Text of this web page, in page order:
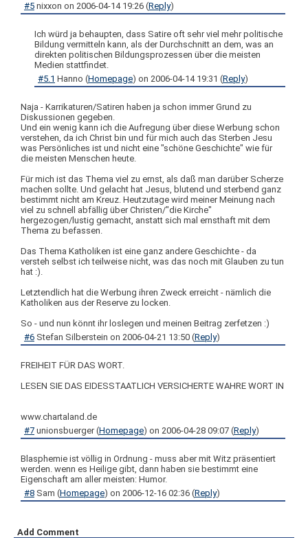
#5 nixxon on 2006-04-14 19:26 (Reply)
Ich würd ja behaupten, dass Satire oft sehr viel mehr politische
Bildung vermitteln kann, als der Durchschnitt an dem, was an
direkten politischen Bildungsprozessen über die meisten
Medien stattfindet.
#5.1 Hanno (Homepage) on 2006-04-14 19:31 (Reply)
Naja - Karrikaturen/Satiren haben ja schon immer Grund zu
Diskussionen gegeben.
Und ein wenig kann ich die Aufregung über diese Werbung schon
verstehen, da ich Christ bin und für mich auch das Sterben Jesu
was Persönliches ist und nicht eine "schöne Geschichte" wie für
die meisten Menschen heute.
Für mich ist das Thema viel zu ernst, als daß man darüber Scherze
machen sollte. Und gelacht hat Jesus, blutend und sterbend ganz
bestimmt nicht am Kreuz. Heutzutage wird meiner Meinung nach
viel zu schnell abfällig über Christen/"die Kirche"
hergezogen/lustig gemacht, anstatt sich mal ernsthaft mit dem
Thema zu befassen.
Das Thema Katholiken ist eine ganz andere Geschichte - da
versteh selbst ich teilweise nicht, was das noch mit Glauben zu tun
hat :).
Letztendlich hat die Werbung ihren Zweck erreicht - nämlich die
Katholiken aus der Reserve zu locken.
So - und nun könnt ihr loslegen und meinen Beitrag zerfetzen :)
#6 Stefan Silberstein on 2006-04-21 13:50 (Reply)
FREIHEIT FÜR DAS WORT.
LESEN SIE DAS EIDESSTAATLICH VERSICHERTE WAHRE WORT IN
www.chartaland.de
#7 unionsbuerger(Homepage) on 2006-04-28 09:07 (Reply)
Blasphemie ist völlig in Ordnung - muss aber mit Witz präsentiert
werden. wenn es Heilige gibt, dann haben sie bestimmt eine
Eigenschaft am aller meisten: Humor.
#8 Sam (Homepage) on 2006-12-16 02:36 (Reply)
Add Comment